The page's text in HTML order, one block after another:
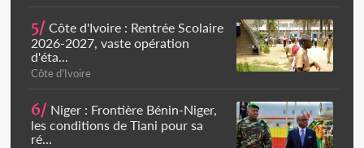
5/ Côte d'Ivoire : Rentrée Scolaire
2026-2027, vaste opération
d'éta...
Côte d'Ivoire
6/ Niger : Frontière Bénin-Niger,
les conditions de Tiani pour sa
ré...